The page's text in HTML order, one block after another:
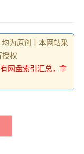
为原创丨本网站采
授权
网盘索引汇总，拿